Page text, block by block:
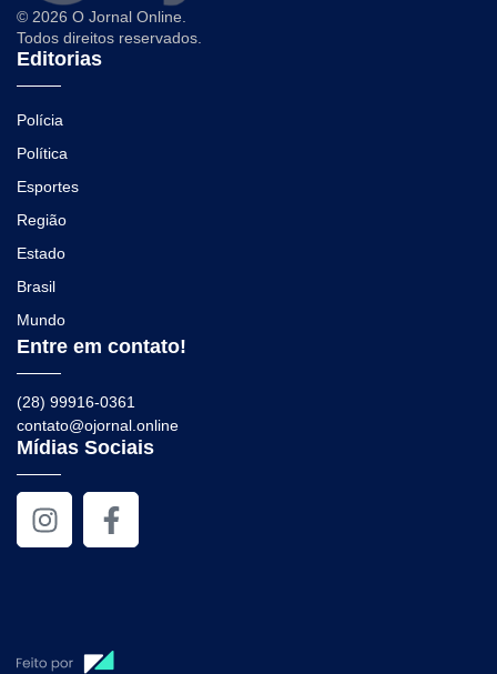
© 2026 O Jornal Online.
Todos direitos reservados.
Editorias
Polícia
Política
Esportes
Região
Estado
Brasil
Mundo
Entre em contato!
(28) 99916-0361
contato@ojornal.online
Mídias Sociais